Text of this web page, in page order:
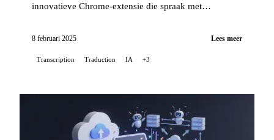
innovatieve Chrome-extensie die spraak met
tegelijkertijd een automatische vertaaloptie biedt...
8 februari 2025 Lees meer
Transcription Traduction IA +3